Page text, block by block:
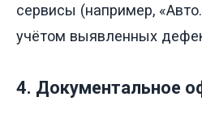
сервисы (например,
учётом выявленных
4. Документальное